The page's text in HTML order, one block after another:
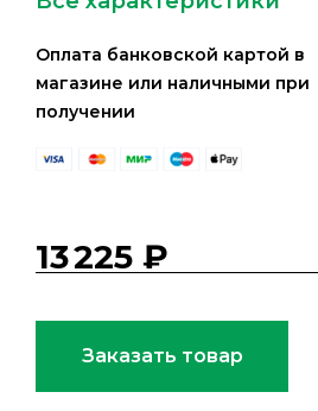
Оплата банковской картой в
магазине или наличными при
получении
13 225 ₽
Заказать товар